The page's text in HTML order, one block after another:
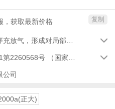
，获取最新价格 复制

第2260568号 （国家药品监督管理局） 
公司
正大)